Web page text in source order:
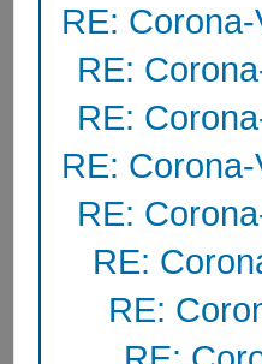
RE:
RE:
RE:
RE:
RE:
RE:
RE: